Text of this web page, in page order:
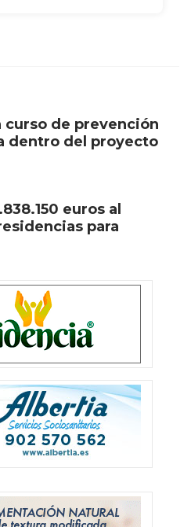
curso de prevención
dentro del proyecto
euros al
para